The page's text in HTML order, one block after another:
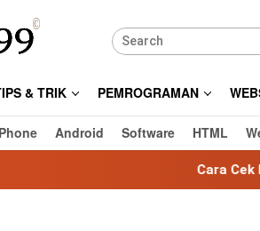
& TRIK PEMROGRAMAN
Android Software HTML
Cara Cek Lokasi IP: